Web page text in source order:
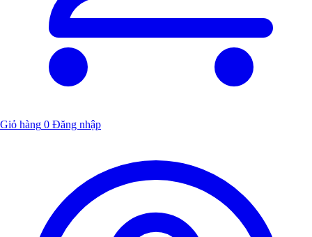
Giỏ hàng 0 Đăng nhập